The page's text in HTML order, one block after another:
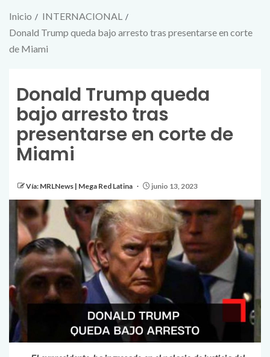
Inicio
INTERNACIONAL
Donald Trump queda bajo arresto tras presentarse en corte
de Miami
Donald Trump queda
bajo arresto tras
presentarse en corte de
Miami
Vía: MRLNews | Mega Red Latina junio 13, 2023